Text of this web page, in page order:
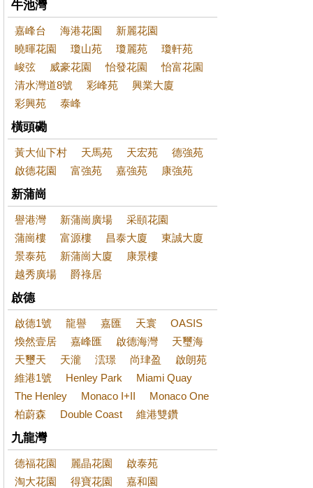
牛池灣
嘉峰台 海港花園
新麗花園
曉暉花園
瓊山苑 瓊麗苑
瓊軒苑
峻弦
威豪花園 怡發花園
怡富花園
清水灣道8號
彩峰苑
興業大廈
彩興苑
泰峰
橫頭磡
黃大仙下村 天馬苑 天宏苑
德強苑
啟德花園
富強苑 嘉強苑 康強苑
新蒲崗
譽港灣 新蒲崗廣場
采頤花園
蒲崗樓
富源樓 昌泰大廈
東誠大廈
景泰苑
新蒲崗大廈
康景樓
越秀廣場
爵祿居
啟德
啟德1號 龍譽 嘉匯 天寰
OASIS
煥然壹居
嘉峰匯 啟德海灣
天璽海
天璽天
天瀧 澐璟 尚珒盈
啟朗苑
維港1號
Henley Park
Miami Quay
The Henley
Monaco I+II
Monaco One
柏蔚森
Double Coast 維港雙鑽
九龍灣
德福花園 麗晶花園
啟泰苑
淘大花園
得寶花園 嘉和園